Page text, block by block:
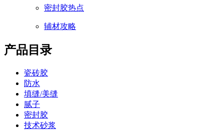
密封胶热点
辅材攻略
产品目录
瓷砖胶
防水
填缝/美缝
腻子
密封胶
技术砂浆